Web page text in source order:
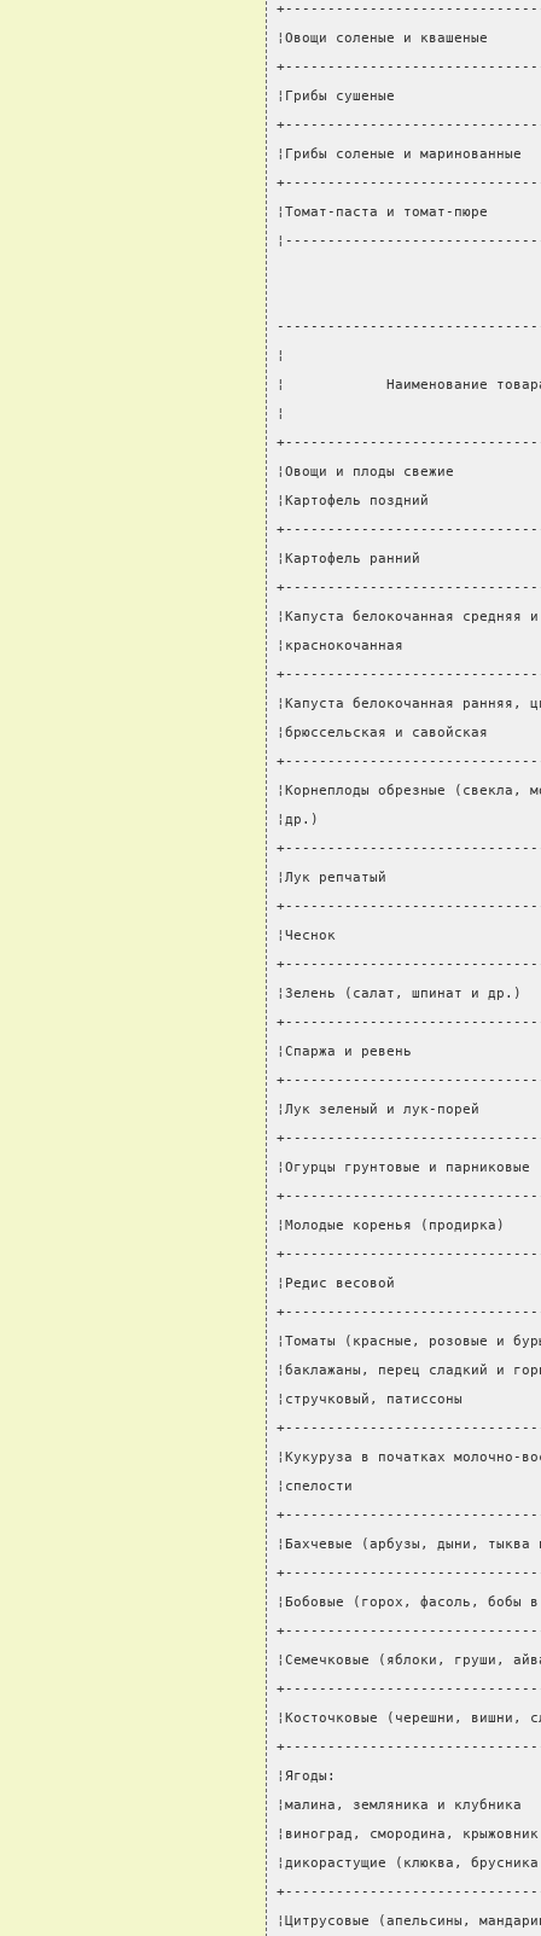
¦Овощи соленые и
¦Грибы сушеные
¦Грибы соленые и
¦Томат-паста и томат-
¦
¦            Наименование
¦
¦Овощи и плоды свежие
¦Картофель поздний
¦Картофель ранний
¦Капуста белокочанная
¦краснокочанная
¦Капуста белокочанная
¦брюссельская и
¦Корнеплоды обрезные
¦др.)
¦Лук репчатый
¦Чеснок
¦Зелень (салат, шпинат и
¦Спаржа и ревень
¦Лук зеленый и лук-порей
¦Огурцы грунтовые и
¦Молодые коренья
¦Редис весовой
¦Томаты (красные,
¦баклажаны, перец
¦стручковый, патиссоны
¦Кукуруза в початках
¦спелости
¦Бахчевые (арбузы, дыни,
¦Бобовые (горох, фасоль,
¦Семечковые (яблоки, груши,
¦Косточковые (черешни,
¦Ягоды:
¦малина, земляника и
¦виноград, смородина,
¦дикорастущие (клюква,
¦Цитрусовые (апельсины,